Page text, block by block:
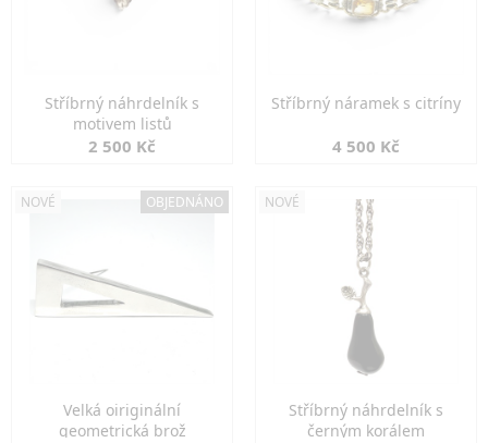
Stříbrný náhrdelník s
motivem listů
2 500 Kč
Stříbrný náramek s citríny
4 500 Kč
NOVÉ OBJEDNÁNO
Velká oiriginální
geometrická brož
NOVÉ
Stříbrný náhrdelník s
černým korálem